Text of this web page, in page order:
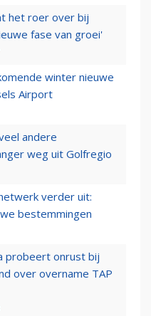
het roer over bij
fase van groei'
winter nieuwe
Airport
andere
weg uit Golfregio
verder uit:
bestemmingen
probeert onrust bij
over overname TAP